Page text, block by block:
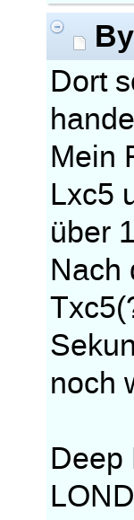
By
Dort
Mein
Lxc5
über
Nach
noch
Deep